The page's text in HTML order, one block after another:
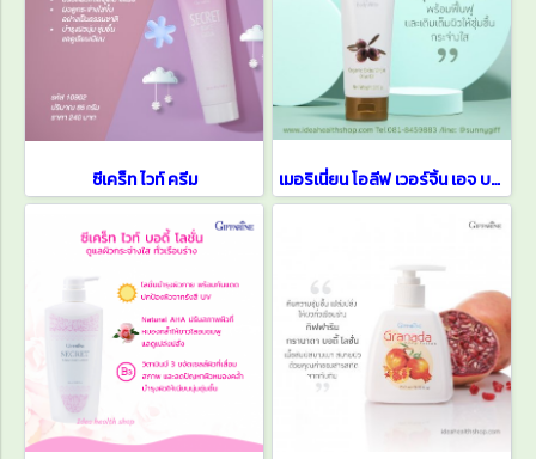
ซีเคร็ท ไวท์ ครีม เมอริเนี่ยน โอลีฟ เวอร์จิ้น เอจ บอดี้ ไวท์